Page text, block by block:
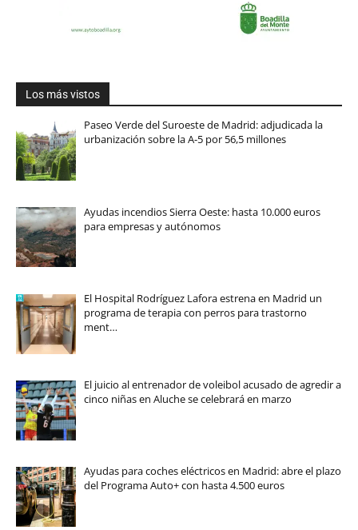
Los más vistos
Paseo Verde del Suroeste de Madrid: adjudicada la
urbanización sobre la A-5 por 56,5 millones
Ayudas incendios Sierra Oeste: hasta 10.000 euros
para empresas y autónomos
El Hospital Rodríguez Lafora estrena en Madrid un
programa de terapia con perros para trastorno
ment…
El juicio al entrenador de voleibol acusado de agredir a
cinco niñas en Aluche se celebrará en marzo
Ayudas para coches eléctricos en Madrid: abre el plazo
del Programa Auto+ con hasta 4.500 euros